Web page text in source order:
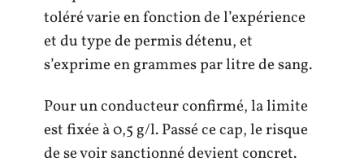
toléré varie en fonction de l’expérience
et du type de permis détenu, et
s’exprime en grammes par litre de sang.
Pour un conducteur confirmé, la limite
est fixée à 0,5 g/l. Passé ce cap, le risque
de se voir sanctionné devient concret.